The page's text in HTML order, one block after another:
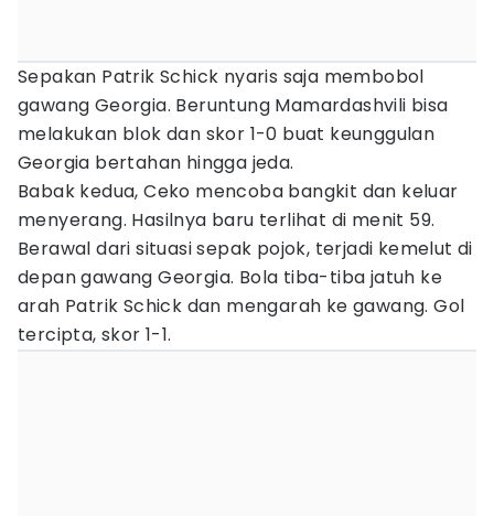
Sepakan Patrik Schick nyaris saja membobol
gawang Georgia. Beruntung Mamardashvili bisa
melakukan blok dan skor 1-0 buat keunggulan
Georgia bertahan hingga jeda.
Babak kedua, Ceko mencoba bangkit dan keluar
menyerang. Hasilnya baru terlihat di menit 59.
Berawal dari situasi sepak pojok, terjadi kemelut di
depan gawang Georgia. Bola tiba-tiba jatuh ke
arah Patrik Schick dan mengarah ke gawang. Gol
tercipta, skor 1-1.